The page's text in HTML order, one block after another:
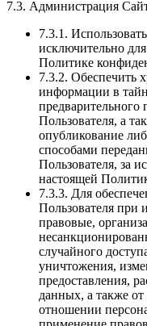
7.3. Администрация
7.3.1.
исключительно
Политике
7.3.2. Обеспечить
информации в
предварительного
Пользователя, а
опубликование
способами
Пользователя, за
настоящей
7.3.3. Для
Пользователя при
правовые,
случайного
уничтожения,
предоставления,
данных, а также
отношении